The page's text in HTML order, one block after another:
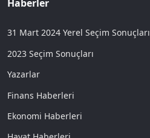
Haberler
31 Mart 2024 Yerel Seçim Sonuçları
2023 Seçim Sonuçları
Yazarlar
Finans Haberleri
Ekonomi Haberleri